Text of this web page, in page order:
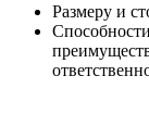
Размеру и